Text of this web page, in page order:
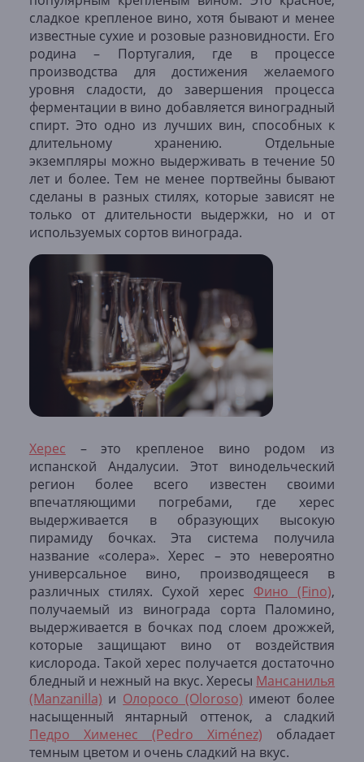
сладкое крепленое вино, хотя бывают и менее
известные сухие и розовые разновидности. Его
родина – Португалия, где в процессе
производства для достижения желаемого
уровня сладости, до завершения процесса
ферментации в вино добавляется виноградный
спирт. Это одно из лучших вин, способных к
длительному хранению. Отдельные
экземпляры можно выдерживать в течение 50
лет и более. Тем не менее портвейны бывают
сделаны в разных стилях, которые зависят не
только от длительности выдержки, но и от
используемых сортов винограда.
Херес – это крепленое вино родом из
испанской Андалусии. Этот винодельческий
регион более всего известен своими
впечатляющими погребами, где херес
выдерживается в образующих высокую
пирамиду бочках. Эта система получила
название «солера». Херес – это невероятно
универсальное вино, производящееся в
различных стилях. Сухой херес Фино (Fino),
получаемый из винограда сорта Паломино,
выдерживается в бочках под слоем дрожжей,
которые защищают вино от воздействия
кислорода. Такой херес получается достаточно
бледный и нежный на вкус. Хересы Мансанилья
(Manzanilla) и Олоросо (Oloroso) имеют более
насыщенный янтарный оттенок, а сладкий
Педро Хименес (Pedro Ximénez) обладает
темным цветом и очень сладкий на вкус.